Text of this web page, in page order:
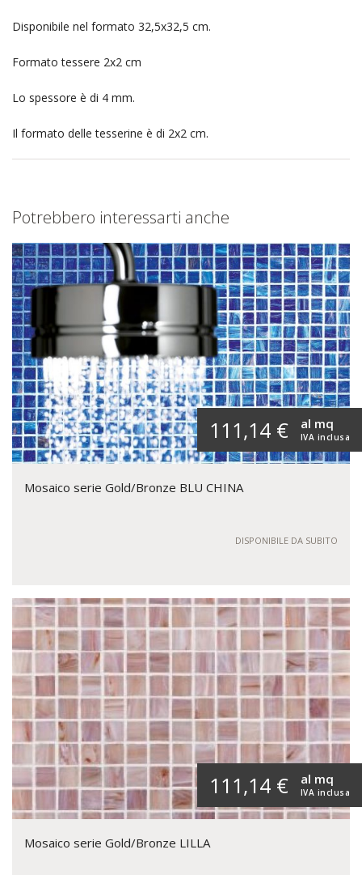
Disponibile nel formato 32,5x32,5 cm.
Formato tessere 2x2 cm
Lo spessore è di 4 mm.
Il formato delle tesserine è di 2x2 cm.
Potrebbero interessarti anche
111,14 € IVA inclusa
al mq
Mosaico serie Gold/Bronze BLU CHINA
DISPONIBILE DA SUBITO
111,14 € IVA inclusa
al mq
Mosaico serie Gold/Bronze LILLA